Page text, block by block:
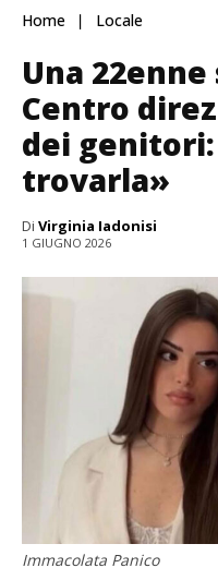
Home Locale
Una
Centro
dei
trovarla»
Di Virginia Iadonisi
1 GIUGNO 2026
Immacolata Panico